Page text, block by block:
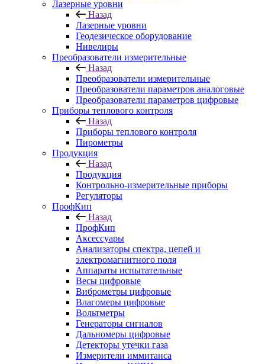
Лазерные уровни
Назад
Лазерные уровни
Геодезическое оборудование
Нивелиры
Преобразователи измерительные
Назад
Преобразователи измерительные
Преобразователи параметров аналоговые
Преобразователи параметров цифровые
Приборы теплового контроля
Назад
Приборы теплового контроля
Пирометры
Продукция
Назад
Продукция
Контрольно-измерительные приборы
Регуляторы
ПрофКип
Назад
ПрофКип
Аксессуары
Анализаторы спектра, цепей и
электромагнитного поля
Аппараты испытательные
Весы цифровые
Виброметры цифровые
Влагомеры цифровые
Вольтметры
Генераторы сигналов
Дальномеры цифровые
Детекторы утечки газа
Измерители иммитанса